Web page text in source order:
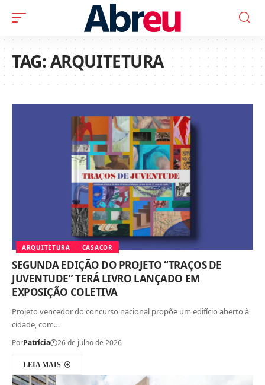
TAG:ARQUITETURA
ARQUITETURA CASACOR
SEGUNDA EDIÇÃO DO PROJETO “TRAÇOS DE
JUVENTUDE” TERÁ LIVRO LANÇADO EM
EXPOSIÇÃO COLETIVA
Projeto vencedor do concurso nacional propõe um edifício aberto à
cidade, com…
PorPatrícia 26 de julho de 2026
LEIA MAIS